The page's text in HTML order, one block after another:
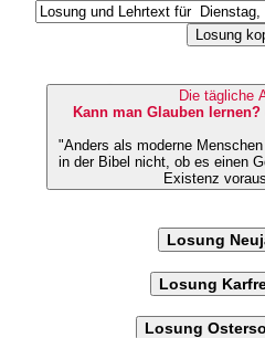
Losung
Die tägliche
Kann man Glauben
"Anders als moderne
in der Bibel nicht, ob es einen Gott gibt. Sie
Existenz
Losung
Losung
Losung